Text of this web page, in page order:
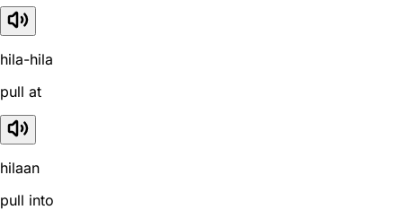
hila-hila
pull at
hilaan
pull into